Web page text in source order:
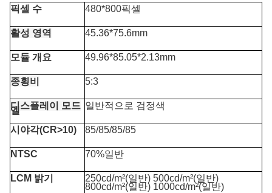
픽셀 수 480*800픽셀
활성 영역 45.36*75.6mm
모듈 개요 49.96*85.05*2.13mm
종횡비 5:3
디스플레이 모드
엘 일반적으로 검정색
시야각(CR>10) 85/85/85/85
NTSC 70%일반
LCM 밝기
250cd/m²(일반) 500cd/m²(일반)
800cd/m²(일반) 1000cd/m²(일반)